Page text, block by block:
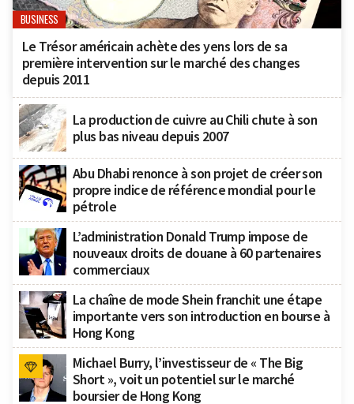
BUSINESS
Le Trésor américain achète des yens lors de sa
première intervention sur le marché des changes
depuis 2011
La production de cuivre au Chili chute à son
plus bas niveau depuis 2007
Abu Dhabi renonce à son projet de créer son
propre indice de référence mondial pour le
pétrole
L’administration Donald Trump impose de
nouveaux droits de douane à 60 partenaires
commerciaux
La chaîne de mode Shein franchit une étape
importante vers son introduction en bourse à
Hong Kong
Michael Burry, l’investisseur de « The Big
Short », voit un potentiel sur le marché
boursier de Hong Kong